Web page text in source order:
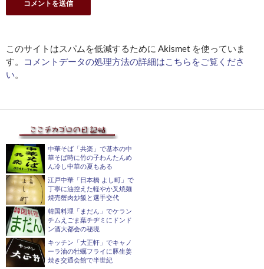
このサイトはスパムを低減するために Akismet を使っていま
す。
コメントデータの処理方法の詳細はこちらをご覧くださ
い。
中華そば「共楽」で基本の中
華そば時に竹の子わんたんめ
ん冷し中華の夏もある
江戸中華「日本橋 よし町」で
丁寧に油控えた軽やか叉焼麺
焼売蟹肉炒飯と選手交代
韓国料理「まだん」でケラン
チムえごま葉チヂミにドンド
ン酒大都会の秘境
キッチン「大正軒」でキャノ
ーラ油の牡蠣フライに豚生姜
焼き交通会館で半世紀